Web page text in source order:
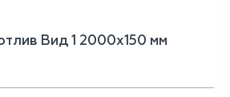
Вид 1 2000х150 мм